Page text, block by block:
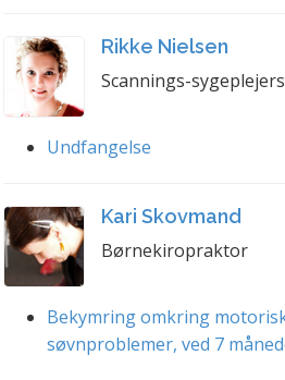
Rikke Nielsen
Scannings-
Undfangelse
Kari Skovmand
Børnekiropraktor
Bekymring omkring
søvnproblemer, ved 7